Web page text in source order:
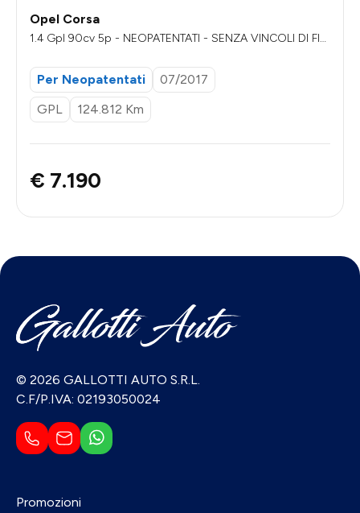
Opel Corsa
1.4 Gpl 90cv 5p - NEOPATENTATI - SENZA VINCOLI DI FIN
Per Neopatentati
07/2017
GPL
124.812 Km
€ 7.190
© 2026 GALLOTTI AUTO S.R.L.
C.F/P.IVA: 02193050024
Promozioni